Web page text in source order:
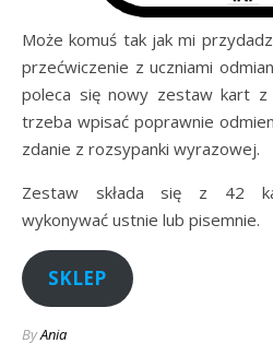
Może komuś tak jak mi przydadzą się kolejne materiały na
przećwiczenie z uczniami
poleca się nowy zestaw kart z
trzeba wpisać poprawnie
zdanie z rozsypanki wyrazowej.
Zestaw składa się z 42
wykonywać ustnie lub pisemnie.
SKLEP
ByAnia